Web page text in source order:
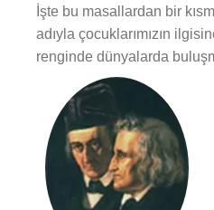
İşte bu masallardan bir
adıyla çocuklarımızın
renginde dünyalarda